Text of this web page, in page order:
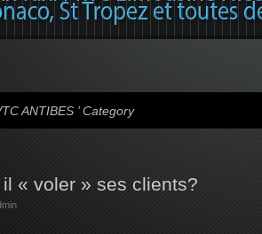
ANTIBES ’ Category
« voler » ses clients?